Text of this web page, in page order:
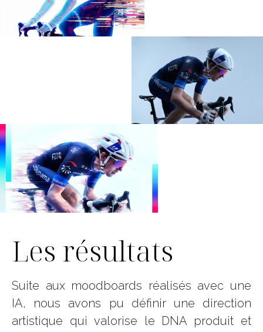
00:08
diminuer
le
volume.
Les résultats
Suite aux moodboards réalisés avec une
IA, nous avons pu définir une direction
artistique qui valorise le DNA produit et